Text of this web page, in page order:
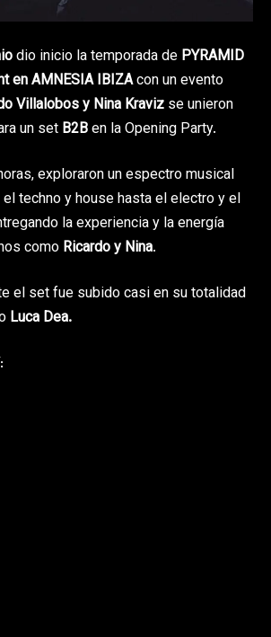
dio inicio la temporada de PYRAMID
en AMNESIA IBIZAcon un evento
Villalobos y Nina Kraviz se unieron
un set B2Ben la Opening Party.
exploraron un espectro musical
techno y house hasta el electro y el
la experiencia y la energía
como Ricardo y Nina.
el set fue subido casi en su totalidad
Luca Dea.